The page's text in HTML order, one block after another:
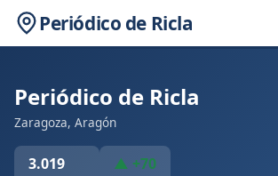
Periódico de Ricla
Periódico de Ricla
Zaragoza, Aragón
3.019 ▲ +70